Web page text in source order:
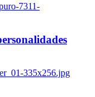
7311-
335x256.jpg